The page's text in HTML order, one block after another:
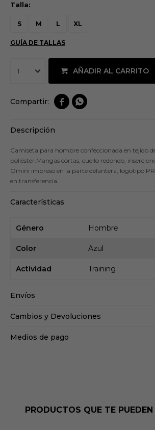
Talla:
S M L XL
GUÍA DE TALLAS
1 AÑADIR AL CARRITO
 
Envíos
Cambios y Devoluciones
Medios de pago
Descripción
Camiseta para hombre confeccionada en tejido
poliéster.Mangas cortas, cuello redondo,
Omini impreso en la parte delantera, logotipo
en transferencia.
Características
Género Hombre
Color Azul
Actividad Training
PRODUCTOS QUE TE PUEDEN